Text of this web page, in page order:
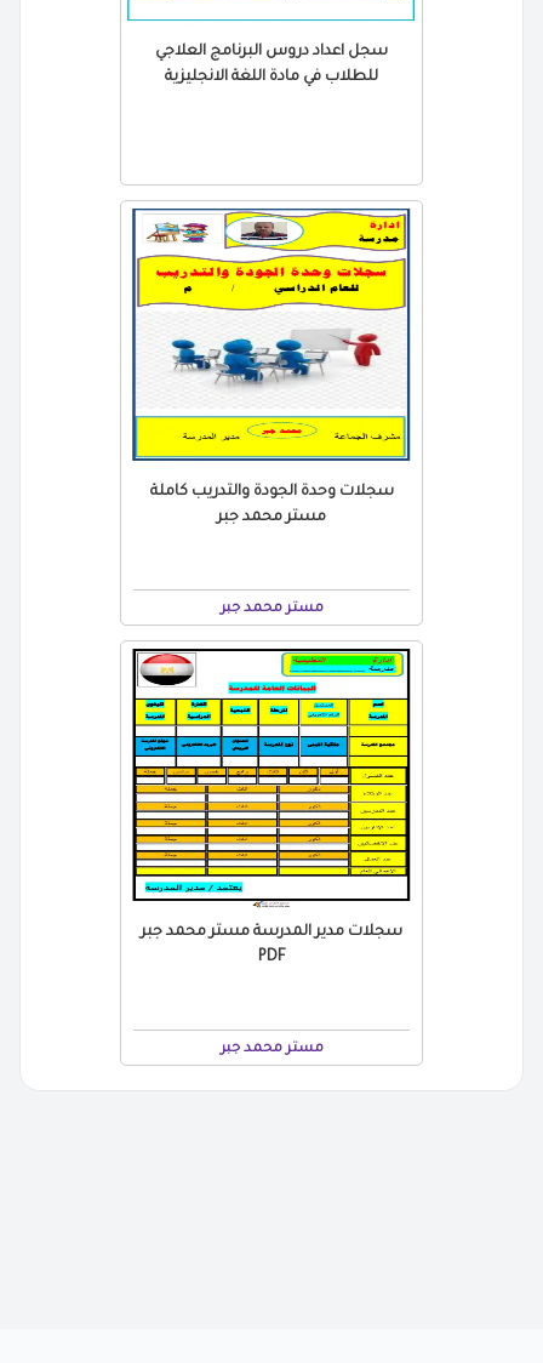
سجل اعداد دروس البرنامج العلاجي
للطلاب في مادة اللغة الانجليزية
سجلات وحدة الجودة والتدريب كاملة
مستر محمد جبر
مستر محمد جبر
سجلات مدير المدرسة مستر محمد جبر
PDF
مستر محمد جبر